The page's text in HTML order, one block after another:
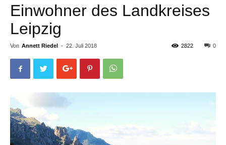
Einwohner des Landkreises
Leipzig
Von Annett Riedel - 22. Juli 2018 0
2822